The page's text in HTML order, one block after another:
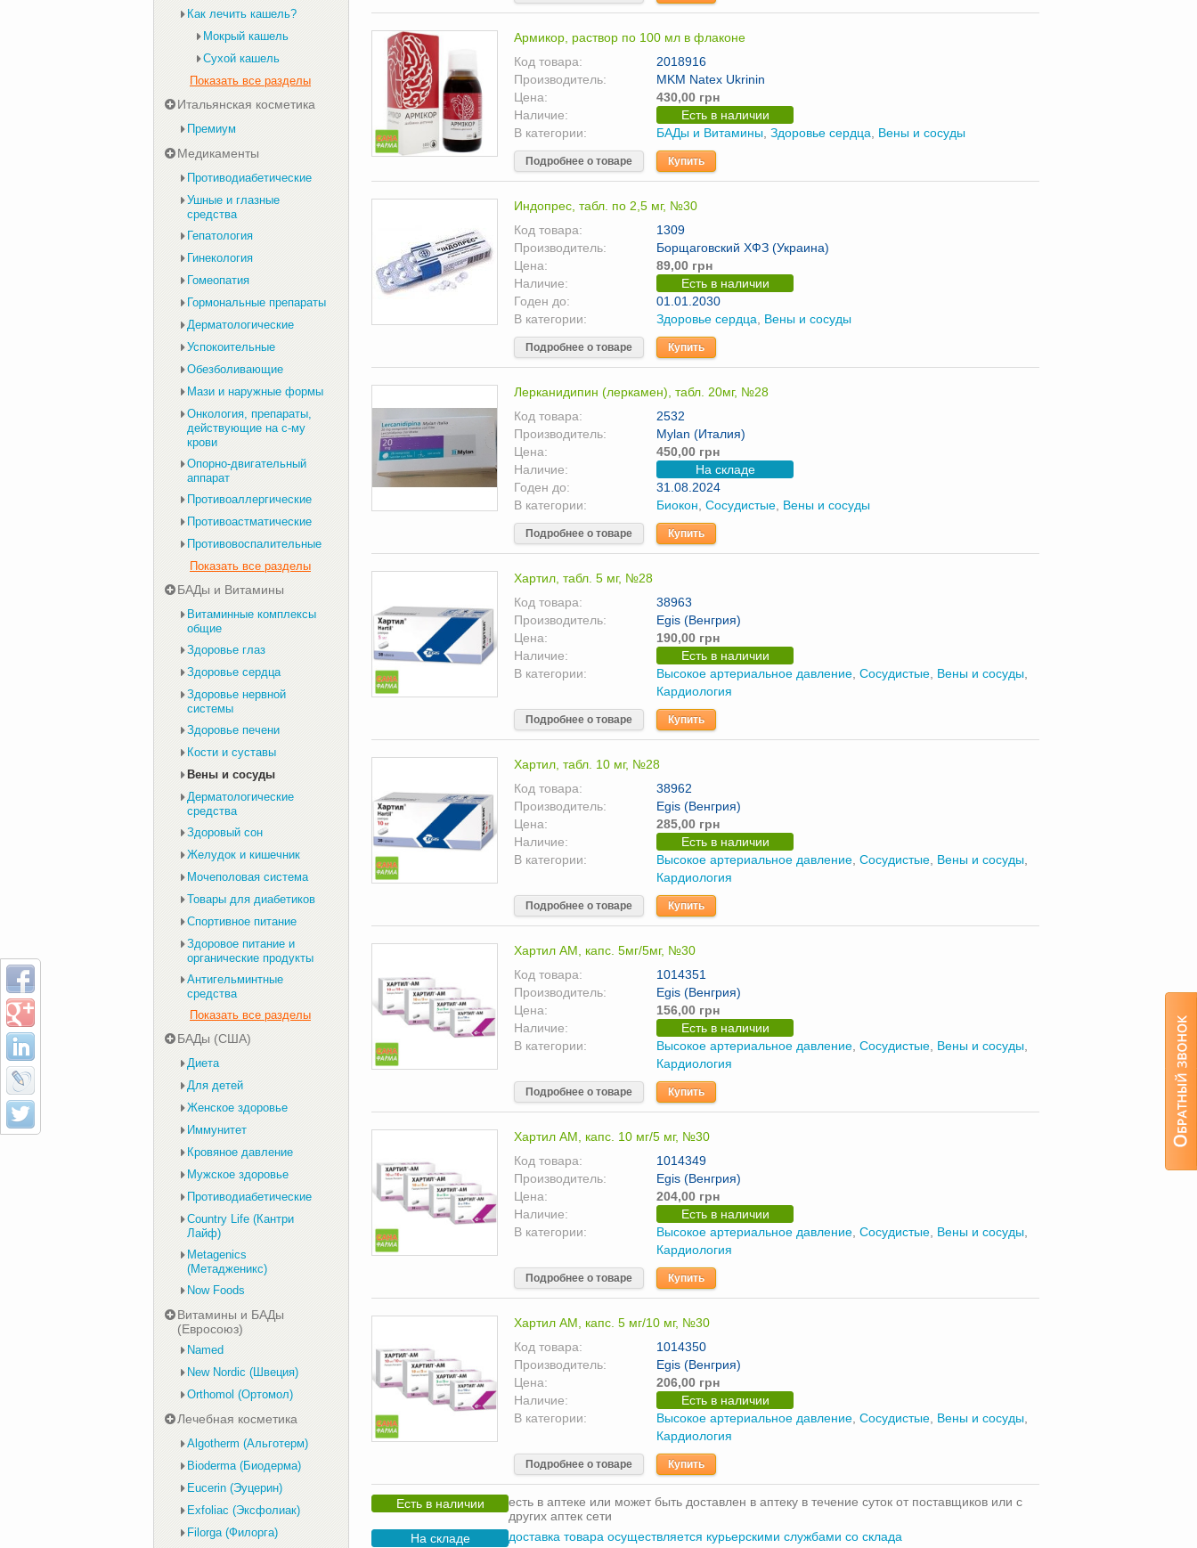
Армикор, раствор по 100 мл в флаконе
Код товара:
2018916
Производитель:
MKM Natex Ukrinin
Цена:
430,00 грн
Наличие:
Есть в наличии
В категории:
БАДы и Витамины Здоровье сердца Вены и сосуды
Подробнее о товаре Купить
Индопрес, табл. по 2,5 мг, №30
Код товара:
1309
Производитель:
Борщаговский ХФЗ (Украина)
Цена:
89,00 грн
Наличие:
Есть в наличии
Годен до:
01.01.2030
В категории:
Здоровье сердца Вены и сосуды
Подробнее о товаре Купить
Лерканидипин (леркамен), табл. 20мг, №28
Код товара:
2532
Производитель:
Mylan (Италия)
Цена:
450,00 грн
Наличие:
На складе
Годен до:
31.08.2024
В категории:
Биокон Сосудистые Вены и сосуды
Подробнее о товаре Купить
Хартил, табл. 5 мг, №28
Код товара:
38963
Производитель:
Egis (Венгрия)
Цена:
190,00 грн
Наличие:
Есть в наличии
В категории:
Высокое артериальное давление Сосудистые Вены и сосуды
Кардиология
Подробнее о товаре Купить
Хартил, табл. 10 мг, №28
Код товара:
38962
Производитель:
Egis (Венгрия)
Цена:
285,00 грн
Наличие:
Есть в наличии
В категории:
Высокое артериальное давление Сосудистые Вены и сосуды
Кардиология
Подробнее о товаре Купить
Хартил АМ, капс. 5мг/5мг, №30
Код товара:
1014351
Производитель:
Egis (Венгрия)
Цена:
156,00 грн
Наличие:
Есть в наличии
В категории:
Высокое артериальное давление Сосудистые Вены и сосуды
Кардиология
Подробнее о товаре Купить
Хартил АМ, капс. 10 мг/5 мг, №30
Код товара:
1014349
Производитель:
Egis (Венгрия)
Цена:
204,00 грн
Наличие:
Есть в наличии
В категории:
Высокое артериальное давление Сосудистые Вены и сосуды
Кардиология
Подробнее о товаре Купить
Хартил АМ, капс. 5 мг/10 мг, №30
Код товара:
1014350
Производитель:
Egis (Венгрия)
Цена:
206,00 грн
Наличие:
Есть в наличии
В категории:
Высокое артериальное давление Сосудистые Вены и сосуды
Кардиология
Подробнее о товаре Купить
Есть в наличии
есть в аптеке или может быть доставлен в аптеку в течение суток от поставщиков или с
других аптек сети
На складе
доставка товара осуществляется курьерскими службами со склада
Как лечить кашель?
Мокрый кашель
Сухой кашель
Показать все разделы
Итальянская косметика
Премиум
Медикаменты
Противодиабетические
Ушные и глазные
средства
Гепатология
Гинекология
Гомеопатия
Гормональные препараты
Дерматологические
Успокоительные
Обезболивающие
Мази и наружные формы
Онкология, препараты,
действующие на с-му
крови
Опорно-двигательный
аппарат
Противоаллергические
Противоастматические
Противовоспалительные
Показать все разделы
БАДы и Витамины
Витаминные комплексы
общие
Здоровье глаз
Здоровье сердца
Здоровье нервной
системы
Здоровье печени
Кости и суставы
Вены и сосуды
Дерматологические
средства
Здоровый сон
Желудок и кишечник
Мочеполовая система
Товары для диабетиков
Спортивное питание
Здоровое питание и
органические продукты
Антигельминтные
средства
Показать все разделы
БАДы (США)
Диета
Для детей
Женское здоровье
Иммунитет
Кровяное давление
Мужское здоровье
Противодиабетические
Country Life (Кантри
Лайф)
Metagenics
(Метадженикс)
Now Foods
Витамины и БАДы
(Евросоюз)
Named
New Nordic (Швеция)
Orthomol (Ортомол)
Лечебная косметика
Algotherm (Альготерм)
Bioderma (Биодерма)
Eucerin (Эуцерин)
Exfoliac (Эксфолиак)
Filorga (Филорга)